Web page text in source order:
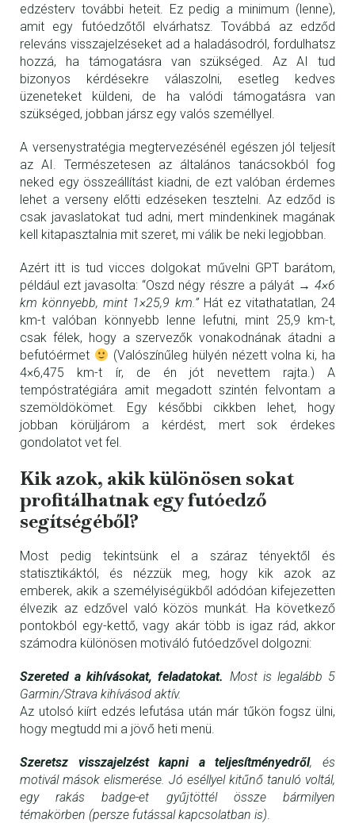
edzésterv további heteit. Ez pedig a minimum (lenne),
amit egy futóedzőtől elvárhatsz. Továbbá az edződ
releváns visszajelzéseket ad a haladásodról, fordulhatsz
hozzá, ha támogatásra van szükséged. Az AI tud
bizonyos kérdésekre válaszolni, esetleg kedves
üzeneteket küldeni, de ha valódi támogatásra van
szükséged, jobban jársz egy valós személlyel.
A versenystratégia megtervezésénél egészen jól teljesít
az AI. Természetesen az általános tanácsokból fog
neked egy összeállítást kiadni, de ezt valóban érdemes
lehet a verseny előtti edzéseken tesztelni. Az edződ is
csak javaslatokat tud adni, mert mindenkinek magának
kell kitapasztalnia mit szeret, mi válik be neki legjobban.
Azért itt is tud vicces dolgokat művelni GPT barátom,
például ezt javasolta: “Oszd négy részre a pályát → 4×6
km könnyebb, mint 1×25,9 km.” Hát ez vitathatatlan, 24
km-t valóban könnyebb lenne lefutni, mint 25,9 km-t,
csak félek, hogy a szervezők vonakodnának átadni a
befutóérmet
(Valószínűleg hülyén nézett volna ki, ha
4×6,475 km-t ír, de én jót nevettem rajta.) A
tempóstratégiára amit megadott szintén felvontam a
szemöldökömet. Egy későbbi cikkben lehet, hogy
jobban körüljárom a kérdést, mert sok érdekes
gondolatot vet fel.
Kik azok, akik különösen sokat
profitálhatnak egy futóedző
segítségéből?
Most pedig tekintsünk el a száraz tényektől és
statisztikáktól, és nézzük meg, hogy kik azok az
emberek, akik a személyiségükből adódóan kifejezetten
élvezik az edzővel való közös munkát. Ha következő
pontokból egy-kettő, vagy akár több is igaz rád, akkor
számodra különösen motiváló futóedzővel dolgozni:
Szereted a kihívásokat, feladatokat. Most is legalább 5
Garmin/Strava kihívásod aktív.
Az utolsó kiírt edzés lefutása után már tűkön fogsz ülni,
hogy megtudd mi a jövő heti menü.
Szeretsz visszajelzést kapni a teljesítményedről, és
motivál mások elismerése. Jó eséllyel kitűnő tanuló voltál,
egy rakás badge-et gyűjtöttél össze bármilyen
témakörben (persze futással kapcsolatban is).